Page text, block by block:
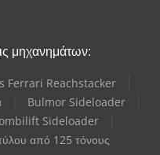
μηχανημάτων:
Ferrari Reachstacker
Bulmor Sideloader
Sideloader
από 125 τόνους